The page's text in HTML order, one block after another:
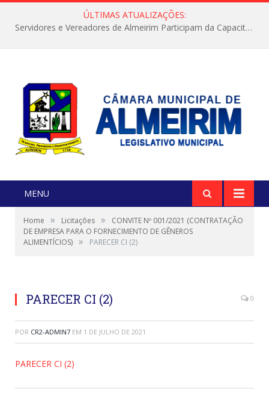
ÚLTIMAS ATUALIZAÇÕES:
Servidores e Vereadores de Almeirim Participam da Capacitação “Orientar é a Nossa Missão”
MENU
Home » Licitações »
CONVITE Nº 001/2021 (CONTRATAÇÃO
DE EMPRESA PARA O FORNECIMENTO DE GÊNEROS
ALIMENTÍCIOS) » PARECER CI (2)
PARECER CI (2) 0
POR CR2-ADMIN7 EM 1 DE JULHO DE 2021
PARECER CI (2)